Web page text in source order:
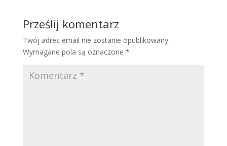
Prześlij komentarz
Twój adres email nie zostanie opublikowany.
Wymagane pola są oznaczone *